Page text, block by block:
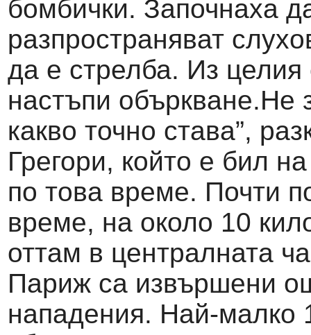
бомбички. Започнаха
разпространяват
да е стрелба. Из целия
настъпи объркванe.Не
какво точно става”,
Грегори, който е бил
по това време. Почти
време, на около 10
оттам в централната
Париж са извършени
нападения. Най-малко